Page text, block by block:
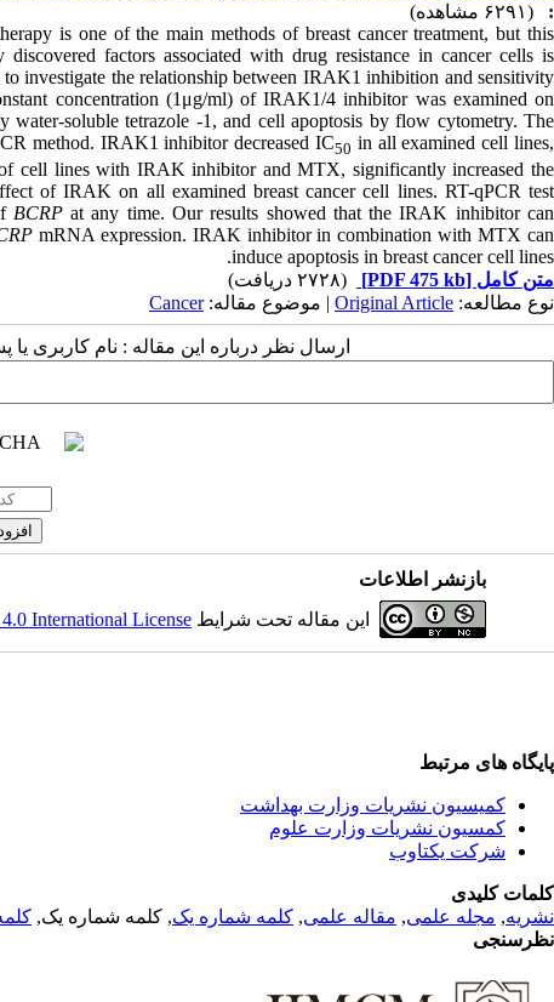
:
(۶۲۹۱ مشاهده)
is one of the main methods of breast cancer treatment, but this
factors associated with drug resistance in cancer cells is
investigate the relationship between IRAK1 inhibition and sensitivity
concentration (1μg/ml) of IRAK1/4 inhibitor was examined on
soluble tetrazole -1, and cell apoptosis by flow cytometry. The
method. IRAK1 inhibitor decreased IC50 in all examined cell lines,
cell lines with IRAK inhibitor and MTX, significantly increased the
of IRAK on all examined breast cancer cell lines. RT-qPCR test
BCRPat any time. Our results showed that the IRAK inhibitor can
mRNA expression. IRAK inhibitor in combination with MTX can
induce apoptosis in breast cancer cell lines.
متن کامل [PDF 475 kb]
(۲۷۲۸ دریافت)
نوع مطالعه: Original Article | موضوع مقاله:Cancer
ارسال نظر درباره این مقاله : نام کاربری
بازنشر اطلاعات
این مقاله تحت شرایط International License
پایگاه های مرتبط
کمیسیون نشریات وزارت بهداشت
کمسیون نشریات وزارت علوم
شرکت یکتاوب
کلمات کلیدی
نشریه, مجله علمی, مقاله علمی, کلمه شماره یک, کلمه شماره یک,
نظرسنجی